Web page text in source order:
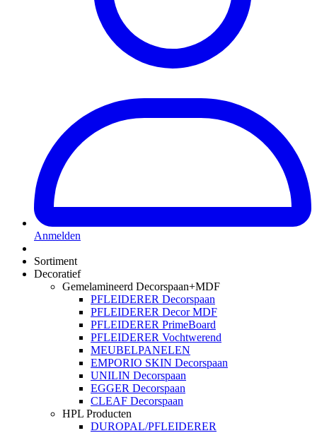
Anmelden
Sortiment
Decoratief
Gemelamineerd Decorspaan+MDF
PFLEIDERER Decorspaan
PFLEIDERER Decor MDF
PFLEIDERER PrimeBoard
PFLEIDERER Vochtwerend
MEUBELPANELEN
EMPORIO SKIN Decorspaan
UNILIN Decorspaan
EGGER Decorspaan
CLEAF Decorspaan
HPL Producten
DUROPAL/PFLEIDERER